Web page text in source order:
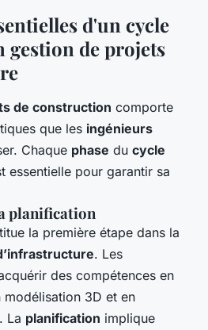
d'un cycle
gestion de projets
de construction comporte
que les ingénieurs
Chaque phase du cycle
essentielle pour garantir sa
planification
la première étape dans la
. Les
des compétences en
modélisation 3D et en
La planification implique